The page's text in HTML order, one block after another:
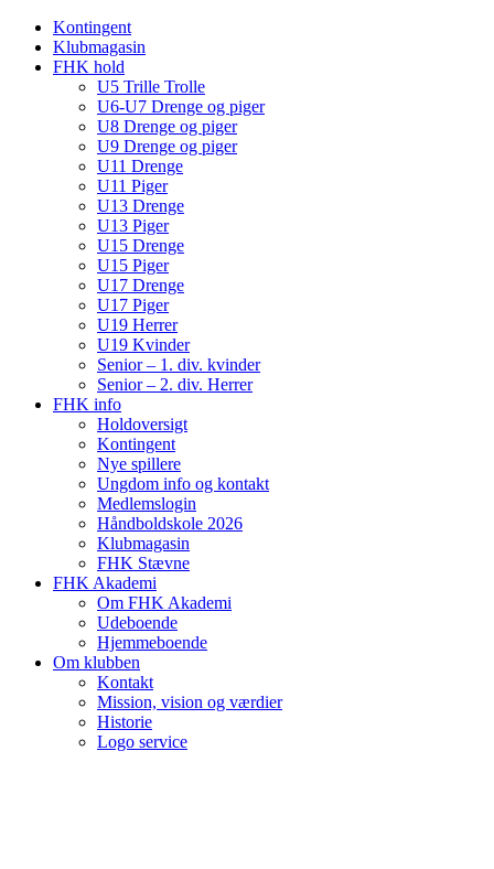
Kontingent
Klubmagasin
FHK hold
U5 Trille Trolle
U6-U7 Drenge og piger
U8 Drenge og piger
U9 Drenge og piger
U11 Drenge
U11 Piger
U13 Drenge
U13 Piger
U15 Drenge
U15 Piger
U17 Drenge
U17 Piger
U19 Herrer
U19 Kvinder
Senior – 1. div. kvinder
Senior – 2. div. Herrer
FHK info
Holdoversigt
Kontingent
Nye spillere
Ungdom info og kontakt
Medlemslogin
Håndboldskole 2026
Klubmagasin
FHK Stævne
FHK Akademi
Om FHK Akademi
Udeboende
Hjemmeboende
Om klubben
Kontakt
Mission, vision og værdier
Historie
Logo service